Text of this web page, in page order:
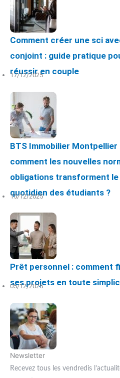
Comment créer une sci
conjoint : guide pratique
réussir en couple
17/12/2025
BTS Immobilier Montpellier
comment les nouvelles
obligations transforment le
quotidien des étudiants ?
15/12/2025
Prêt personnel : comment
ses projets en toute
05/12/2025
Newsletter
Recevez tous les vendredis